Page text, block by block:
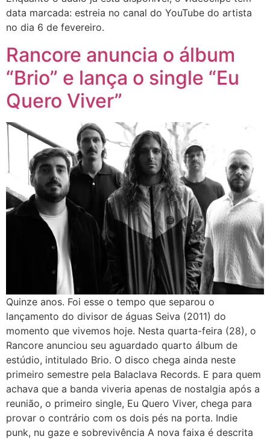
data marcada: estreia no canal do YouTube do artista
no dia 6 de fevereiro.
Rancore anuncia o álbum
“Brio” e lança o single “Eu
Quero Viver”
Quinze anos. Foi esse o tempo que separou o
lançamento do divisor de águas Seiva (2011) do
momento que vivemos hoje. Nesta quarta-feira (28), o
Rancore anunciou seu aguardado quarto álbum de
estúdio, intitulado Brio. O disco chega ainda neste
primeiro semestre pela Balaclava Records. E para quem
achava que a banda viveria apenas de nostalgia após a
reunião, o primeiro single, Eu Quero Viver, chega para
provar o contrário com os dois pés na porta. Indie
punk, nu gaze e sobrevivência A nova faixa é descrita